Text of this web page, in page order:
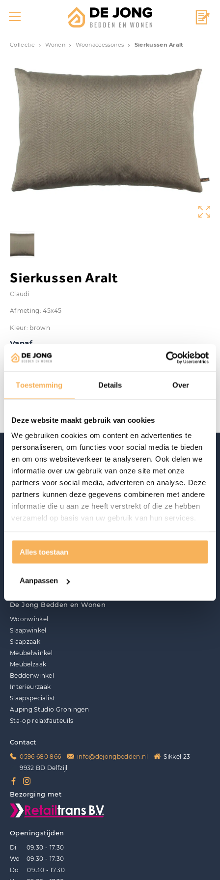
Toestemming Details Over
Deze website maakt gebruik van cookies
We gebruiken cookies om content en advertenties te
personaliseren, om functies voor social media te bieden
en om ons websiteverkeer te analyseren. Ook delen we
informatie over uw gebruik van onze site met onze
partners voor social media, adverteren en analyse. Deze
partners kunnen deze gegevens combineren met andere
informatie die u aan ze heeft verstrekt of die ze hebben
verzameld op basis van uw gebruik van hun services.
Alles toestaan
Aanpassen
Collectie Wonen Woonaccessoires Sierkussen Aralt
Sierkussen Aralt
Claudi
Afmeting: 45x45
Kleur: brown
Vanaf
€69,00
Merken
Vacatures
De Jong Bedden en Wonen
Woonwinkel
Slaapwinkel
Slaapzaak
Meubelwinkel
Meubelzaak
Beddenwinkel
Interieurzaak
Slaapspecialist
Auping Studio Groningen
Sta-op relaxfauteuils
Contact
0596 680 866 info@dejongbedden.nl
Sikkel 23
9932 BD Delfzijl
Bezorging met
Openingstijden
Di 09.30 - 17.30
Wo 09.30 - 17.30
Do 09.30 - 17.30